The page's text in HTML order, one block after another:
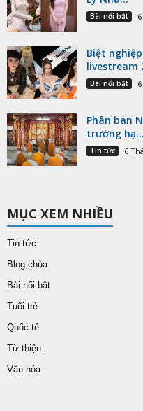
Bài nổi bật
Biệt
livestream
Bài nổi bật
Phân ban
trường hạ...
Tin tức 6
MỤC XEM NHIỀU
Tin tức
Blog chùa
Bài nổi bật
Tuổi trẻ
Quốc tế
Từ thiện
Văn hóa